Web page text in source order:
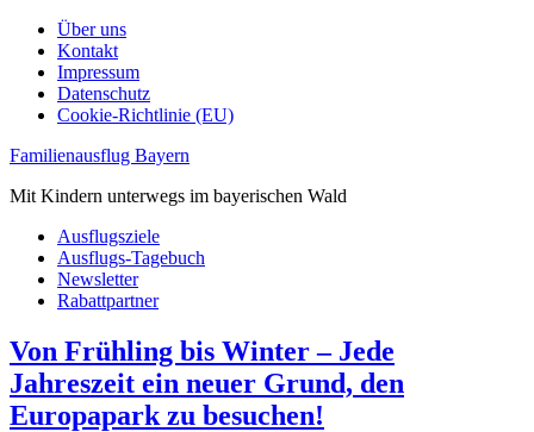
Über uns
Kontakt
Impressum
Datenschutz
Cookie-Richtlinie (EU)
Familienausflug Bayern
Mit Kindern unterwegs im bayerischen Wald
Ausflugsziele
Ausflugs-Tagebuch
Newsletter
Rabattpartner
Von Frühling bis Winter – Jede
Jahreszeit ein neuer Grund, den
Europapark zu besuchen!